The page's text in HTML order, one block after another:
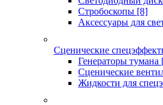
Стробоскопы [8]
Аксессуары для
Сценические
Генераторы тумана
Сценические
Жидкости для